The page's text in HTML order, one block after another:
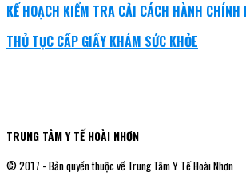
KẾ HOẠCH KIỂM TRA CẢI CÁCH HÀNH
THỦ TỤC CẤP GIẤY KHÁM SỨC KHỎE
TRUNG TÂM Y TẾ HOÀI NHƠN
© 2017 - Bản quyền thuộc về Trung Tâm Y Tế Hoài Nhơn